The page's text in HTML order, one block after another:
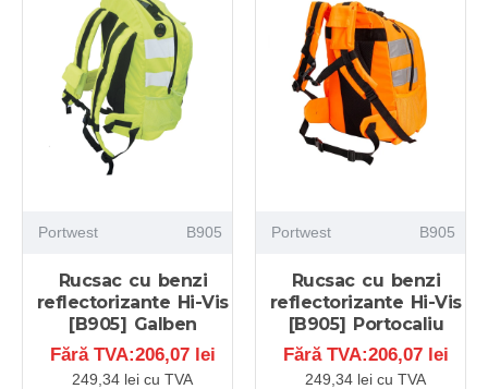
Portwest B905
Rucsac cu benzi
reflectorizante Hi-Vis
[B905] Galben
Fără TVA:206,07 lei
249,34 lei cu TVA
Portwest B905
Rucsac cu benzi
reflectorizante Hi-Vis
[B905] Portocaliu
Fără TVA:206,07 lei
249,34 lei cu TVA